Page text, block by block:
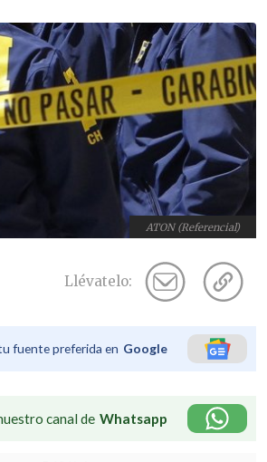
ATON (Referencial)
Llévatelo:
fuente preferida en Google
canal de Whatsapp